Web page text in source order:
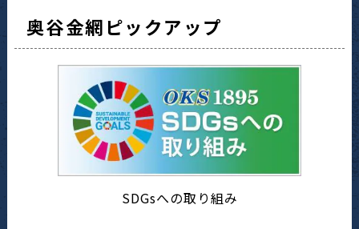
奥谷金網ピックアップ
SDGsへの取り組み